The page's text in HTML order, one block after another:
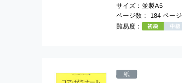
サイズ：並製A5
ページ数： 184 ページ
難易度：
紙